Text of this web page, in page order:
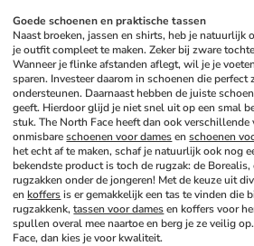
Goede schoenen en praktische tassen
Naast broeken, jassen en shirts, heb je natuurlijk
je outfit compleet te maken. Zeker bij zware
Wanneer je flinke afstanden aflegt, wil je je
sparen. Investeer daarom in schoenen die
ondersteunen. Daarnaast hebben de juiste
geeft. Hierdoor glijd je niet snel uit op een smal
stuk. The North Face heeft dan ook verschillende
onmisbare schoenen voor dames en schoenen
het echt af te maken, schaf je natuurlijk ook nog
bekendste product is toch de rugzak: de Borealis,
rugzakken onder de jongeren! Met de keuze uit
en koffers is er gemakkelijk een tas te vinden die
rugzakkenk, tassen voor dames en koffers voor
spullen overal mee naartoe en berg je ze veilig
Face, dan kies je voor kwaliteit.